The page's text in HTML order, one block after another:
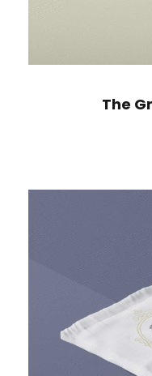
The